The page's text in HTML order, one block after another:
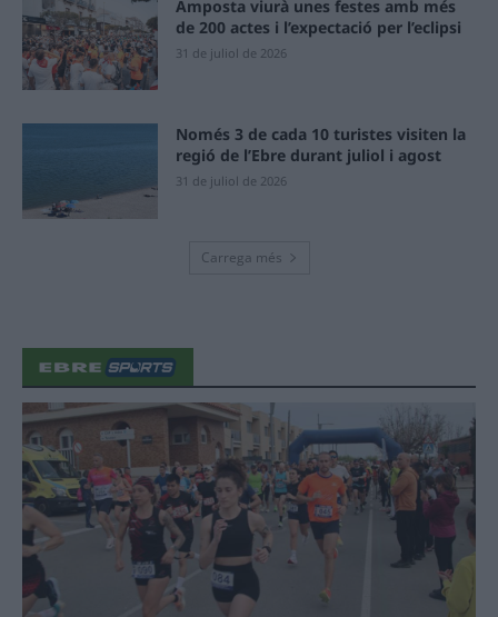
Amposta viurà unes festes amb més
de 200 actes i l’expectació per l’eclipsi
31 de juliol de 2026
Només 3 de cada 10 turistes visiten la
regió de l’Ebre durant juliol i agost
31 de juliol de 2026
Carrega més